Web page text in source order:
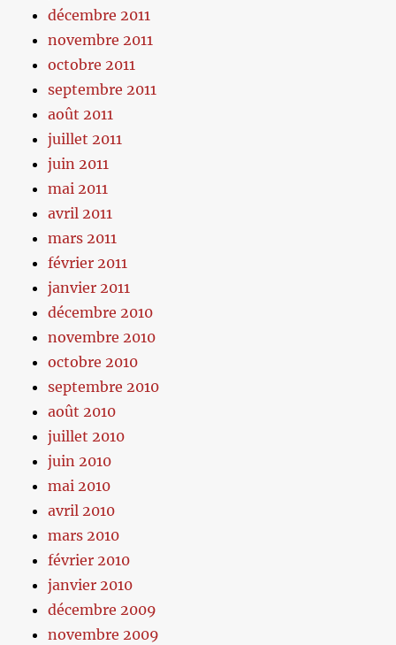
décembre 2011
novembre 2011
octobre 2011
septembre 2011
août 2011
juillet 2011
juin 2011
mai 2011
avril 2011
mars 2011
février 2011
janvier 2011
décembre 2010
novembre 2010
octobre 2010
septembre 2010
août 2010
juillet 2010
juin 2010
mai 2010
avril 2010
mars 2010
février 2010
janvier 2010
décembre 2009
novembre 2009